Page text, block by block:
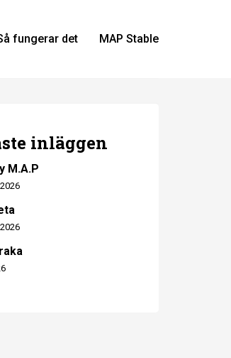
fungerar det MAP Stable
inläggen
M.A.P